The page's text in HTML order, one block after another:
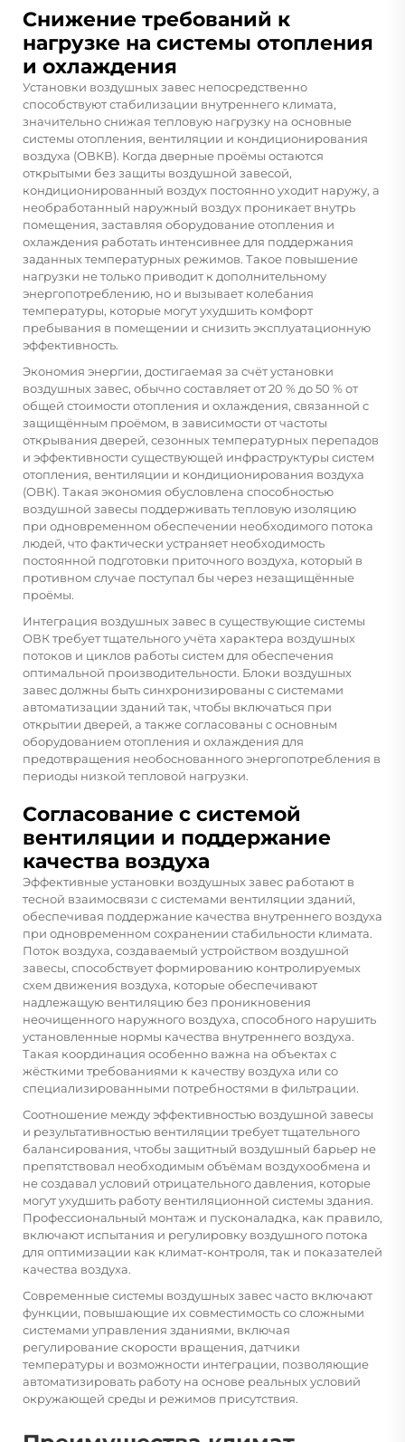
Снижение требований к
нагрузке на системы отопления
и охлаждения
Установки воздушных завес непосредственно
способствуют стабилизации внутреннего климата,
значительно снижая тепловую нагрузку на основные
системы отопления, вентиляции и кондиционирования
воздуха (ОВКВ). Когда дверные проёмы остаются
открытыми без защиты воздушной завесой,
кондиционированный воздух постоянно уходит наружу, а
необработанный наружный воздух проникает внутрь
помещения, заставляя оборудование отопления и
охлаждения работать интенсивнее для поддержания
заданных температурных режимов. Такое повышение
нагрузки не только приводит к дополнительному
энергопотреблению, но и вызывает колебания
температуры, которые могут ухудшить комфорт
пребывания в помещении и снизить эксплуатационную
эффективность.
Экономия энергии, достигаемая за счёт установки
воздушных завес, обычно составляет от 20 % до 50 % от
общей стоимости отопления и охлаждения, связанной с
защищённым проёмом, в зависимости от частоты
открывания дверей, сезонных температурных перепадов
и эффективности существующей инфраструктуры систем
отопления, вентиляции и кондиционирования воздуха
(ОВК). Такая экономия обусловлена способностью
воздушной завесы поддерживать тепловую изоляцию
при одновременном обеспечении необходимого потока
людей, что фактически устраняет необходимость
постоянной подготовки приточного воздуха, который в
противном случае поступал бы через незащищённые
проёмы.
Интеграция воздушных завес в существующие системы
ОВК требует тщательного учёта характера воздушных
потоков и циклов работы систем для обеспечения
оптимальной производительности. Блоки воздушных
завес должны быть синхронизированы с системами
автоматизации зданий так, чтобы включаться при
открытии дверей, а также согласованы с основным
оборудованием отопления и охлаждения для
предотвращения необоснованного энергопотребления в
периоды низкой тепловой нагрузки.
Согласование с системой
вентиляции и поддержание
качества воздуха
Эффективные установки воздушных завес работают в
тесной взаимосвязи с системами вентиляции зданий,
обеспечивая поддержание качества внутреннего воздуха
при одновременном сохранении стабильности климата.
Поток воздуха, создаваемый устройством воздушной
завесы, способствует формированию контролируемых
схем движения воздуха, которые обеспечивают
надлежащую вентиляцию без проникновения
неочищенного наружного воздуха, способного нарушить
установленные нормы качества внутреннего воздуха.
Такая координация особенно важна на объектах с
жёсткими требованиями к качеству воздуха или со
специализированными потребностями в фильтрации.
Соотношение между эффективностью воздушной завесы
и результативностью вентиляции требует тщательного
балансирования, чтобы защитный воздушный барьер не
препятствовал необходимым объёмам воздухообмена и
не создавал условий отрицательного давления, которые
могут ухудшить работу вентиляционной системы здания.
Профессиональный монтаж и пусконаладка, как правило,
включают испытания и регулировку воздушного потока
для оптимизации как климат-контроля, так и показателей
качества воздуха.
Современные системы воздушных завес часто включают
функции, повышающие их совместимость со сложными
системами управления зданиями, включая
регулирование скорости вращения, датчики
температуры и возможности интеграции, позволяющие
автоматизировать работу на основе реальных условий
окружающей среды и режимов присутствия.